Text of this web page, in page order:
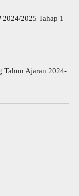
2024/2025 Tahap 1
Tahun Ajaran 2024-